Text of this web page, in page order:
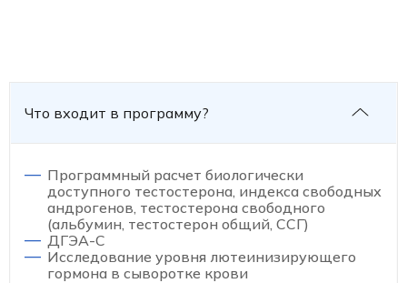
Что входит в программу?
Программный расчет биологически
доступного тестостерона, индекса свободных
андрогенов, тестостерона свободного
(альбумин, тестостерон общий, ССГ)
ДГЭА-С
Исследование уровня лютеинизирующего
гормона в сыворотке крови